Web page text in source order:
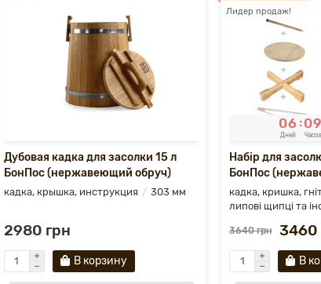
Дубовая кадка для засолки 15 л
БонПос (нержавеющий обруч)
кадка, крышка, инструкция 303 мм
2980 грн
В корзину
Лидер продаж!
06
Дней
: 09
Часов
Набір для
БонПос
кадка, кришка,
липові щипці та
3640 грн 3460
В